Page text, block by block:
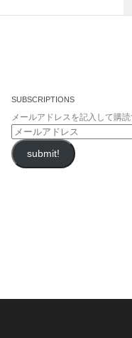
SUBSCRIPTIONS
メールアドレスを記入して購
メ
ー
ル
submit!